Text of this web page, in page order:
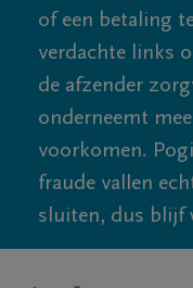
of een betaling
verdachte links
de afzender
onderneemt
voorkomen.
fraude vallen
sluiten, dus blijf